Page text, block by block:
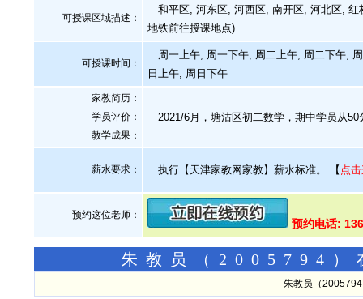
可授课区域描述：
和平区, 河东区, 河西区, 南开区, 河北区, 红
地铁前往授课地点)
可授课时间：
周一上午, 周一下午, 周二上午, 周二下午,
日上午, 周日下午
家教简历：
学员评价：
教学成果：
2021/6月，塘沽区初二数学，期中学员从
薪水要求： 执行【天津家教网家教】薪水标准。 【 点
预约这位老师：
预约电话:
朱教员（2005794）
朱教员（